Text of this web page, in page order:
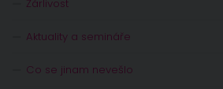
Žárlivost
Aktuality a semináře
Co se jinam nevešlo